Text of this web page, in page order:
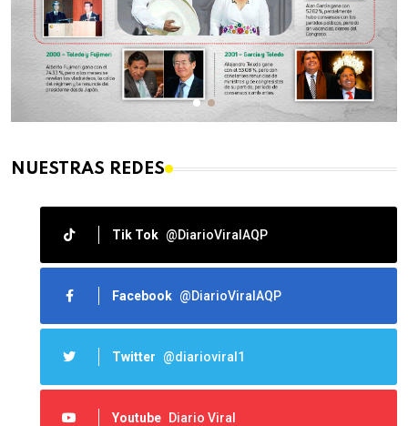
NUESTRAS REDES
Tik Tok @DiarioViralAQP
Facebook @DiarioViralAQP
Twitter @diarioviral1
Youtube Diario Viral